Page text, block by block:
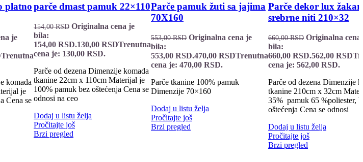
platno
je
Trenutna
komada
je
Cena se
parče dmast pamuk 22×110
154,00RSD Originalna cena je
bila:
154,00 RSD.130,00 RSDTrenutna
cena je: 130,00 RSD.
Parče od dezena Dimenzije komada
tkanine 22cm x 110cm Materijal je
100% pamuk bez oštećenja Cena se
odnosi na ceo
Dodaj u listu želja
Pročitajte još
Brzi pregled
Parče pamuk žuti sa jajima
70X160
553,00RSD Originalna cena je
bila:
553,00 RSD.470,00 RSDTrenutna
cena je: 470,00 RSD.
Parče tkanine 100% pamuk
Dimenzije 70×160
Dodaj u listu želja
Pročitajte još
Brzi pregled
Parče dekor lux
srebrne niti 210×32
660,00RSD Originalna cena
bila:
660,00 RSD.562,00 RSD
cena je: 562,00 RSD.
Parče od dezena Dimenzije
tkanine 210cm x 32cm
35% pamuk 65 %poliester,
oštećenja Cena se odnosi
Dodaj u listu želja
Pročitajte još
Brzi pregled